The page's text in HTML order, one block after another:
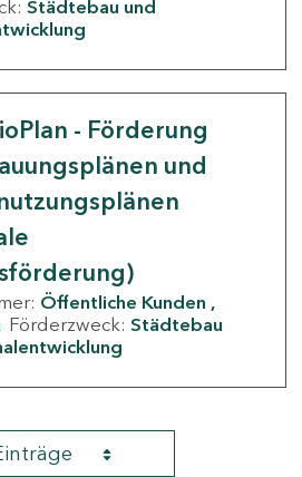
Städtebau und
- Förderung
und
Öffentliche Kunden
Förderzweck: Städtebau